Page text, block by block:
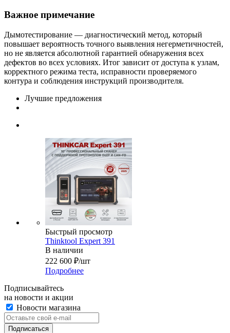
Важное примечание
Дымотестирование — диагностический метод, который
повышает вероятность точного выявления негерметичностей,
но не является абсолютной гарантией обнаружения всех
дефектов во всех условиях. Итог зависит от доступа к узлам,
корректного режима теста, исправности проверяемого
контура и соблюдения инструкций производителя.
Лучшие предложения
Быстрый просмотр
Thinktool Expert 391
В наличии
222 600 ₽/шт
Подробнее
Подписывайтесь
на новости и акции
Новости магазина